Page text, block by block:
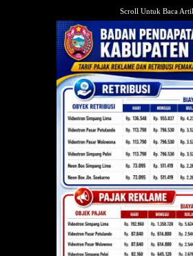
Scroll Untuk Baca